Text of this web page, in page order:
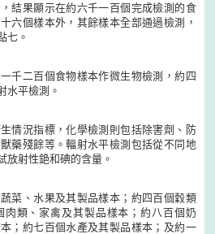
結果顯示在約六千一百個完成檢測的食
六個樣本外，其餘樣本全部通過檢測，
七。
千二百個食物樣本作微生物檢測，約四
水平檢測。
情況指標，化學檢測則包括除害劑、防
藥殘餘等。輻射水平檢測包括從不同地
放射性銫和碘的含量。
菜、水果及其製品樣本；約四百個穀類
肉類、家禽及其製品樣本；約八百個奶
；約七百個水產及其製品樣本；及約一